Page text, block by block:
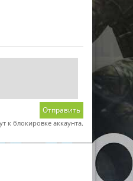
Отправить
к блокировке аккаунта.